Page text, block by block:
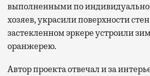
выполненными по
хозяев, украсили поверхности
застекленном эркере устроили
оранжерею.
Автор проекта отвечал и за